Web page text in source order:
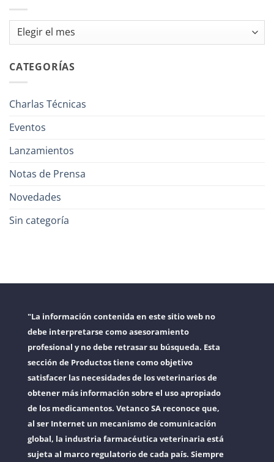
Archivos
CATEGORÍAS
Charlas Técnicas
Eventos
Lanzamientos
Notas de Prensa
Novedades
Sin categoría
"La información contenida en este sitio web no
debe interpretarse como asesoramiento
profesional y no debe retrasar su búsqueda. Esta
sección de Productos tiene como objetivo
satisfacer las necesidades de los veterinarios de
obtener más información sobre el uso apropiado
de los medicamentos. Vetanco SA reconoce que,
al ser Internet un mecanismo de comunicación
global, la industria farmacéutica veterinaria está
sujeta al marco regulatorio de cada país. Siempre